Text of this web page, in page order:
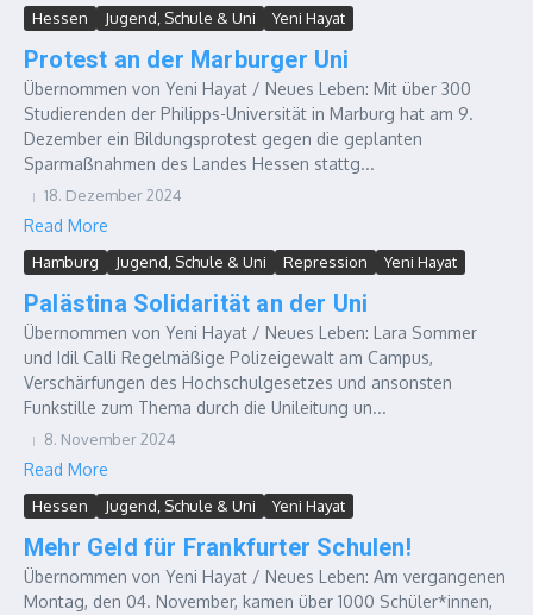
Hessen Jugend, Schule & Uni Yeni Hayat
Protest an der Marburger Uni
Übernommen von Yeni Hayat / Neues Leben: Mit über 300
Studierenden der Philipps-Universität in Marburg hat am 9.
Dezember ein Bildungsprotest gegen die geplanten
Sparmaßnahmen des Landes Hessen stattg...
18. Dezember 2024
Read More
Hamburg Jugend, Schule & Uni Repression Yeni Hayat
Palästina Solidarität an der Uni
Übernommen von Yeni Hayat / Neues Leben: Lara Sommer
und Idil Calli Regelmäßige Polizeigewalt am Campus,
Verschärfungen des Hochschulgesetzes und ansonsten
Funkstille zum Thema durch die Unileitung un...
8. November 2024
Read More
Hessen Jugend, Schule & Uni Yeni Hayat
Mehr Geld für Frankfurter Schulen!
Übernommen von Yeni Hayat / Neues Leben: Am vergangenen
Montag, den 04. November, kamen über 1000 Schüler*innen,